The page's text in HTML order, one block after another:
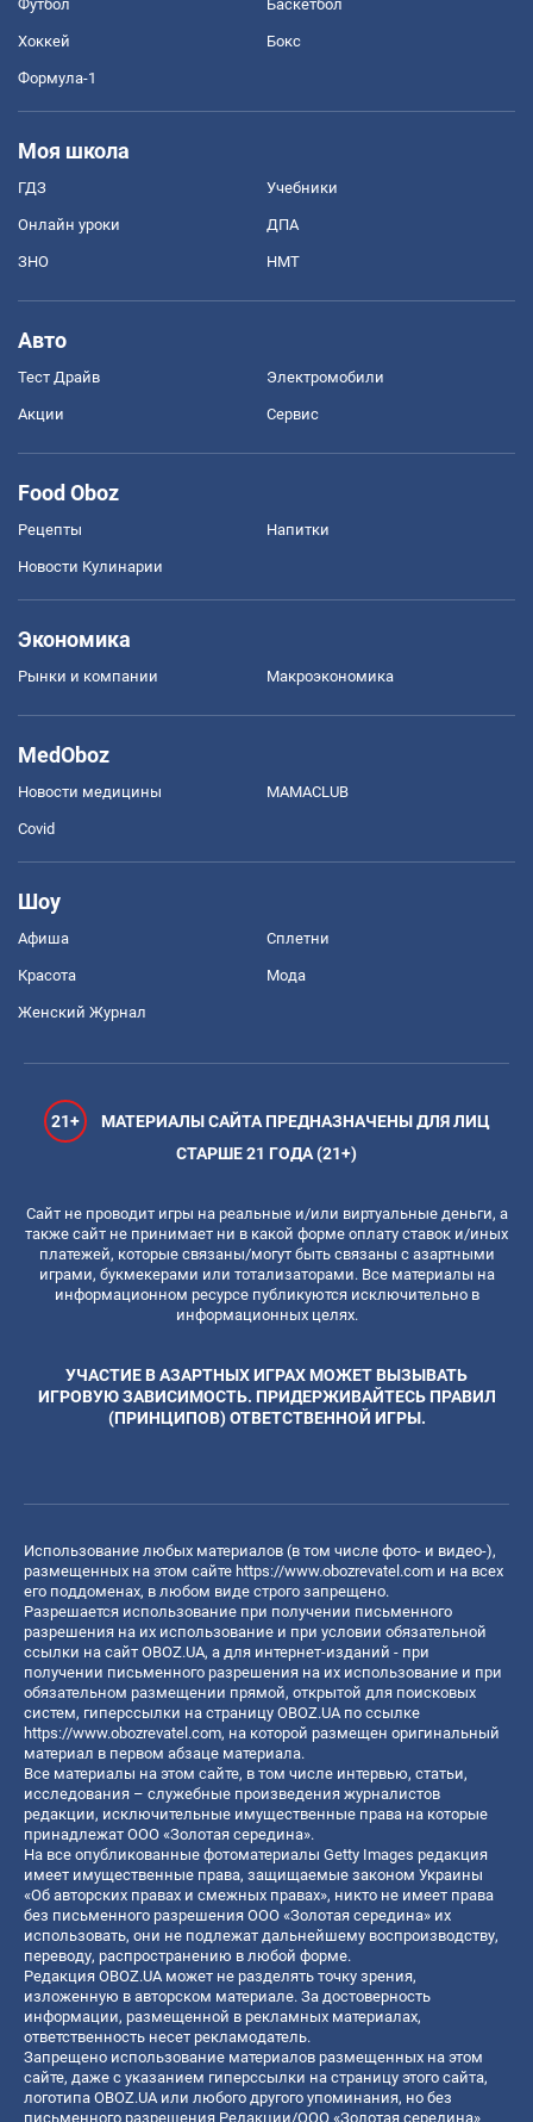
Футбол Баскетбол
Хоккей Бокс
Формула-1
Моя школа
ГДЗ Учебники
Онлайн уроки ДПА
ЗНО НМТ
Авто
Тест Драйв Электромобили
Акции Сервис
Food Oboz
Рецепты Напитки
Новости Кулинарии
Экономика
Рынки и компании Mакроэкономика
MedOboz
Новости медицины MAMACLUB
Covid
Шоу
Афиша Сплетни
Красота Мода
Женский Журнал
21+
МАТЕРИАЛЫ САЙТА ПРЕДНАЗНАЧЕНЫ ДЛЯ ЛИЦ
СТАРШЕ 21 ГОДА (21+)
Сайт не проводит игры на реальные и/или виртуальные деньги, а
также сайт не принимает ни в какой форме оплату ставок и/иных
платежей, которые связаны/могут быть связаны с азартными
играми, букмекерами или тотализаторами. Все материалы на
информационном ресурсе публикуются исключительно в
информационных целях.
УЧАСТИЕ В АЗАРТНЫХ ИГРАХ МОЖЕТ ВЫЗЫВАТЬ
ИГРОВУЮ ЗАВИСИМОСТЬ. ПРИДЕРЖИВАЙТЕСЬ ПРАВИЛ
(ПРИНЦИПОВ) ОТВЕТСТВЕННОЙ ИГРЫ.
Использование любых материалов (в том числе фото- и видео-),
размещенных на этом сайте https://www.obozrevatel.com и на всех
его поддоменах, в любом виде строго запрещено.
Разрешается использование при получении письменного
разрешения на их использование и при условии обязательной
ссылки на сайт OBOZ.UA, а для интернет-изданий - при
получении письменного разрешения на их использование и при
обязательном размещении прямой, открытой для поисковых
систем, гиперссылки на страницу OBOZ.UA по ссылке
https://www.obozrevatel.com, на которой размещен оригинальный
материал в первом абзаце материала.
Все материалы на этом сайте, в том числе интервью, статьи,
исследования – служебные произведения журналистов
редакции, исключительные имущественные права на которые
принадлежат ООО «Золотая середина».
На все опубликованные фотоматериалы Getty Images редакция
имеет имущественные права, защищаемые законом Украины
«Об авторских правах и смежных правах», никто не имеет права
без письменного разрешения ООО «Золотая середина» их
использовать, они не подлежат дальнейшему воспроизводству,
переводу, распространению в любой форме.
Редакция OBOZ.UA может не разделять точку зрения,
изложенную в авторском материале. За достоверность
информации, размещенной в рекламных материалах,
ответственность несет рекламодатель.
Запрещено использование материалов размещенных на этом
сайте, даже с указанием гиперссылки на страницу этого сайта,
логотипа OBOZ.UA или любого другого упоминания, но без
письменного разрешения Редакции/ООО «Золотая середина»